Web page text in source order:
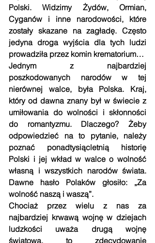
Polski. Widzimy Żydów, Ormian,
Cyganów i inne narodowości, które
zostały skazane na zagładę. Często
jedyna droga wyjścia dla tych ludzi
prowadziła przez komin krematorium…
Jednym z najbardziej
poszkodowanych narodów w tej
nierównej walce, była Polska. Kraj,
który od dawna znany był w świecie z
umiłowania do wolności i skłonności
do romantyzmu. Dlaczego? Żeby
odpowiedzieć na to pytanie, należy
poznać ponadtysiącletnią historię
Polski i jej wkład w walce o wolność
własną i wszystkich narodów świata.
Dawne hasło Polaków głosiło: „Za
wolność naszą i waszą”.
Chociaż przez wielu z nas za
najbardziej krwawą wojnę w dziejach
ludzkości uważa drugą wojnę
światową, to zdecydowanie